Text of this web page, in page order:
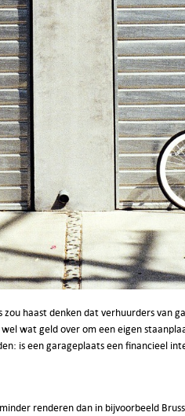
zou haast denken dat verhuurders van
wat geld over om een eigen
is een garageplaats een financieel
renderen dan in bijvoorbeeld